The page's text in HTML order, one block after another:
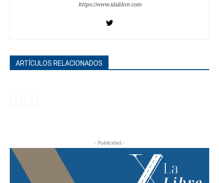
https://www.xlalibre.com
ARTÍCULOS RELACIONADOS
- Publicidad -